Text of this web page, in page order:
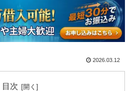
2026.03.12
目次